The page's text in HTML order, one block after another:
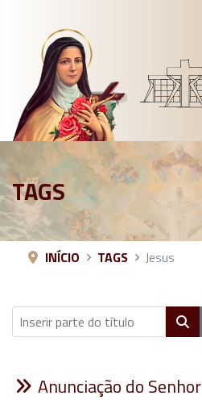
TAGS
INÍCIO TAGS Jesus
Inserir parte do título
Anunciação do Senhor